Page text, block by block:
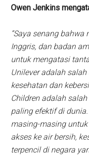
Owen Jenkins
“Saya senang
Inggris, dan badan
untuk mengatasi
Unilever adalah
kesehatan dan
Children adalah
paling efektif di
masing-masing
akses ke air bersih,
terpencil di negara